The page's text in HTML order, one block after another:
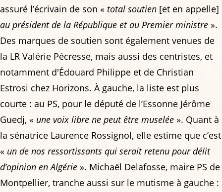
assuré l’écrivain de son « total soutien [et en appelle]
au président de la République et au Premier ministre ».
Des marques de soutien sont également venues de
la LR Valérie Pécresse, mais aussi des centristes, et
notamment d'Édouard Philippe et de Christian
Estrosi chez Horizons. À gauche, la liste est plus
courte : au PS, pour le député de l’Essonne Jérôme
Guedj, « une voix libre ne peut être muselée ». Quant à
la sénatrice Laurence Rossignol, elle estime que c’est
« un de nos ressortissants qui serait retenu pour délit
d’opinion en Algérie ». Michaël Delafosse, maire PS de
Montpellier, tranche aussi sur le mutisme à gauche :